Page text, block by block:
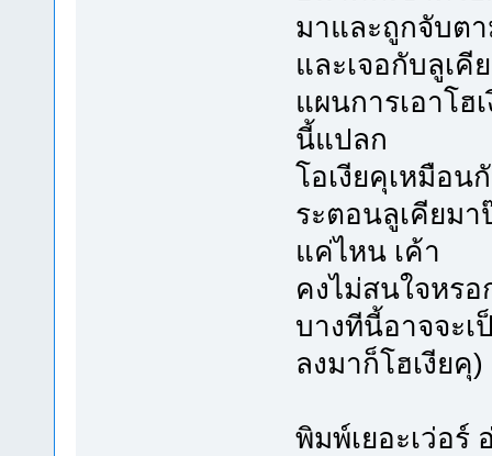
มาและถูกจับต
และเจอกับลูเคี
แผนการเอาโฮ
นี้แปลก
โอเงียคุเหมือน
ระตอนลูเคียม
แค่ไหน เค้า
คงไม่สนใจหร
บางทีนี้อาจจะเ
ลงมาก็โฮเงียคุ)
พิมพ์เยอะเว่อร์